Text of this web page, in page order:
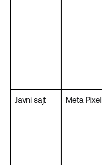
Javni sajt Meta Pixel